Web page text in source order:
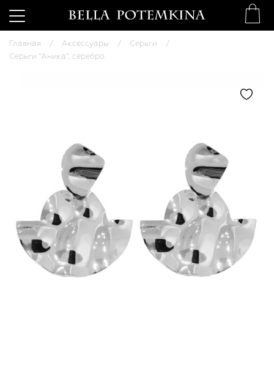
Главная Аксессуары
Серьги
Серьги "Аника", серебро